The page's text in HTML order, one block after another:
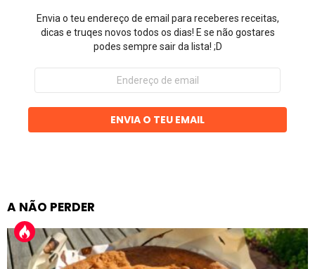
Envia o teu endereço de email para receberes receitas,
dicas e truqes novos todos os dias! E se não gostares
podes sempre sair da lista! ;D
Endereço
email
ENVIA O TEU EMAIL
A NÃO PERDER